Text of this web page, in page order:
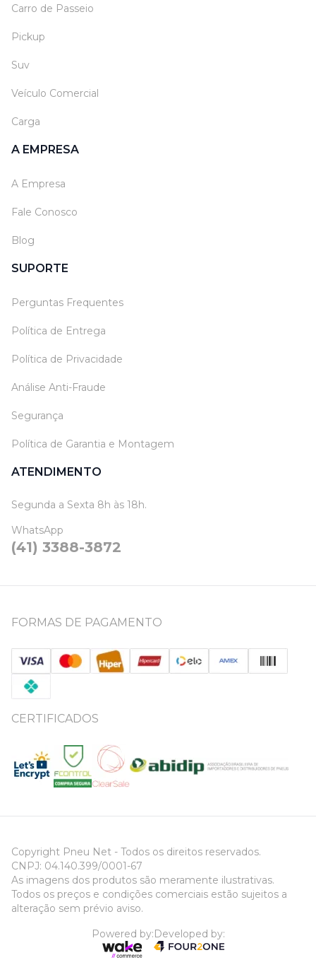
Carro de Passeio
Pickup
Suv
Veículo Comercial
Carga
A EMPRESA
A Empresa
Fale Conosco
Blog
SUPORTE
Perguntas Frequentes
Política de Entrega
Política de Privacidade
Análise Anti-Fraude
Segurança
Política de Garantia e Montagem
ATENDIMENTO
Segunda a Sexta 8h às 18h.
WhatsApp
(41) 3388-3872
FORMAS DE PAGAMENTO
CERTIFICADOS
Copyright Pneu Net - Todos os direitos reservados.
CNPJ: 04.140.399/0001-67
As imagens dos produtos são meramente ilustrativas.
Todos os preços e condições comerciais estão sujeitos a
alteração sem prévio aviso.
Powered by: Developed by: